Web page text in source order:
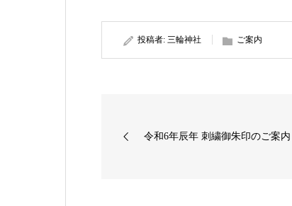
投稿者: 三輪神社 ご案内
令和6年辰年 刺繍御朱印のご案内